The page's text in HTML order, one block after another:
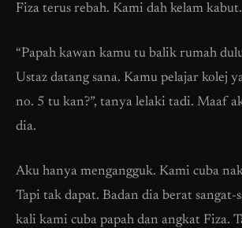
Fiza terus rebah. Kami dah kelam kabut.
“Papah kawan kamu tu balik rumah
Ustaz datang sana. Kamu pelajar kolej
no. 5 tu kan?”, tanya lelaki tadi. Maaf
dia.
Aku hanya mengangguk. Kami cuba
Tapi tak dapat. Badan dia berat sangat-
kali kami cuba papah dan angkat Fiza.